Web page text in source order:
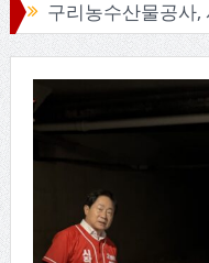
리농수산물공사, 사장·